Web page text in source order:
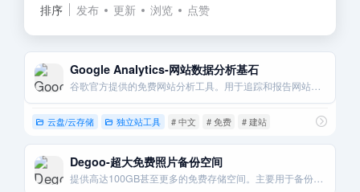
排序
发布 更新 浏览 点赞
Google Analytics-网站数据分析基石
谷歌官方提供的免费网站分析工具。用于追踪和报告网站流量与用户行为。
云盘/云存储 独立站工具 # 中文 # 免费 # 建站
Degoo-超大免费照片备份空间
提供高达100GB甚至更多的免费存储空间。主要用于备份手机照片。